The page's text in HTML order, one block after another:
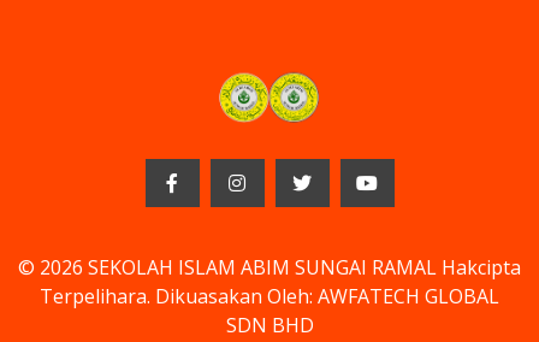
© 2026 SEKOLAH ISLAM ABIM SUNGAI RAMAL Hakcipta
Terpelihara. Dikuasakan Oleh: AWFATECH GLOBAL
SDN BHD